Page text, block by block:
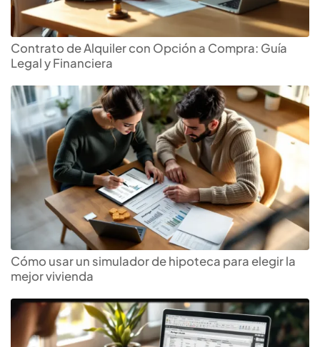
Contrato de Alquiler con Opción a Compra: Guía
Legal y Financiera
Cómo usar un simulador de hipoteca para elegir la
mejor vivienda